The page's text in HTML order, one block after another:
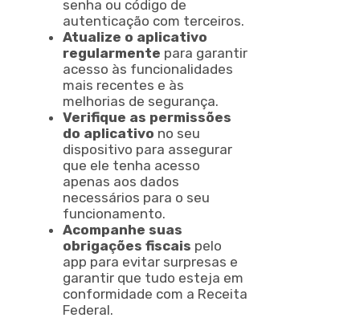
senha ou código de
autenticação com terceiros.
Atualize o aplicativo
regularmente para garantir
acesso às funcionalidades
mais recentes e às
melhorias de segurança.
Verifique as permissões
do aplicativo no seu
dispositivo para assegurar
que ele tenha acesso
apenas aos dados
necessários para o seu
funcionamento.
Acompanhe suas
obrigações fiscais pelo
app para evitar surpresas e
garantir que tudo esteja em
conformidade com a Receita
Federal.